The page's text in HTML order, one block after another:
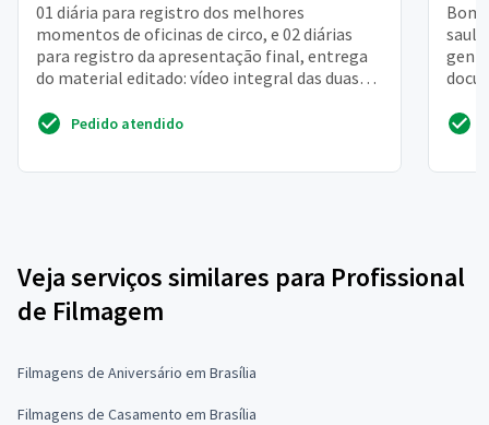
01 diária para registro dos melhores
momentos de oficinas de circo, e 02 diárias
para registro da apresentação final, entrega
do material editado: vídeo integral das duas
Pedido atendido
Bom
Veja serviços similares para Profissional
de Filmagem
Filmagens de Aniversário em Brasília
Filmagens de Casamento em Brasília